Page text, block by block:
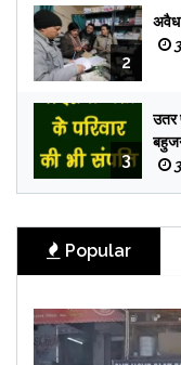
2
अवैध
3
उतर
Popular